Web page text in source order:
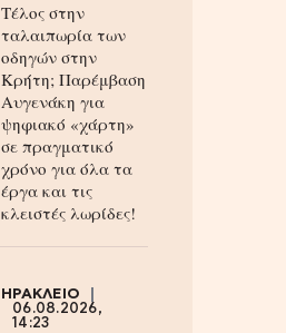
Τέλος στην
ταλαιπωρία των
οδηγών στην
Κρήτη; Παρέμβαση
Αυγενάκη για
ψηφιακό «χάρτη»
σε πραγματικό
χρόνο για όλα τα
έργα και τις
κλειστές λωρίδες!
ΗΡΑΚΛΕΙΟ
06.08.2026,
14:23